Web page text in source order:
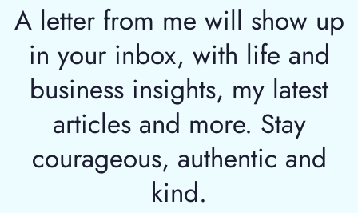
A letter from me will show up
in your inbox, with life and
business insights, my latest
articles and more. Stay
courageous, authentic and
kind.